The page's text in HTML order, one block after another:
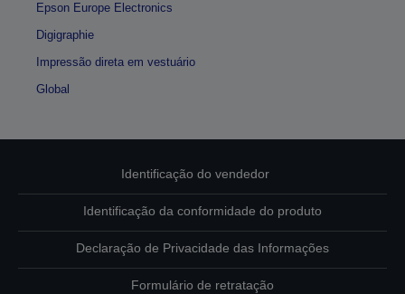
Epson Europe Electronics
Digigraphie
Impressão direta em vestuário
Global
Identificação do vendedor
Identificação da conformidade do produto
Declaração de Privacidade das Informações
Formulário de retratação